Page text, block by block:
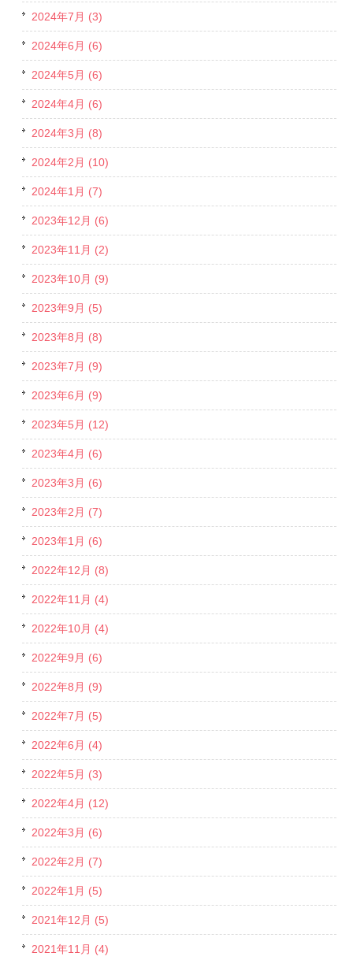
2024年7月 (3)
2024年6月 (6)
2024年5月 (6)
2024年4月 (6)
2024年3月 (8)
2024年2月 (10)
2024年1月 (7)
2023年12月 (6)
2023年11月 (2)
2023年10月 (9)
2023年9月 (5)
2023年8月 (8)
2023年7月 (9)
2023年6月 (9)
2023年5月 (12)
2023年4月 (6)
2023年3月 (6)
2023年2月 (7)
2023年1月 (6)
2022年12月 (8)
2022年11月 (4)
2022年10月 (4)
2022年9月 (6)
2022年8月 (9)
2022年7月 (5)
2022年6月 (4)
2022年5月 (3)
2022年4月 (12)
2022年3月 (6)
2022年2月 (7)
2022年1月 (5)
2021年12月 (5)
2021年11月 (4)